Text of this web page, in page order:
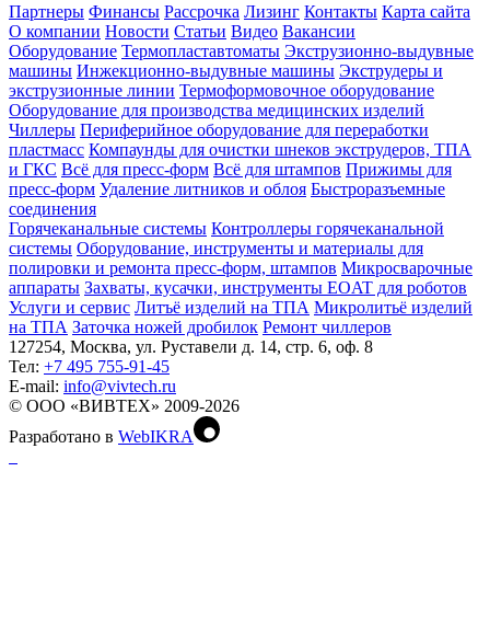
Партнеры Финансы Рассрочка Лизинг Контакты Карта сайта
О компании Новости Статьи Видео Вакансии
Оборудование Термопластавтоматы Экструзионно-выдувные
машины Инжекционно-выдувные машины Экструдеры и
экструзионные линии Термоформовочное оборудование
Оборудование для производства медицинских изделий
Чиллеры Периферийное оборудование для переработки
пластмасс Компаунды для очистки шнеков экструдеров, ТПА
и ГКС Всё для пресс-форм Всё для штампов Прижимы для
пресс-форм Удаление литников и облоя Быстроразъемные
соединения
Горячеканальные системы Контроллеры горячеканальной
системы Оборудование, инструменты и материалы для
полировки и ремонта пресс-форм, штампов Микросварочные
аппараты Захваты, кусачки, инструменты EOAT для роботов
Услуги и сервис Литъё изделий на ТПА Микролитьё изделий
на ТПА Заточка ножей дробилок Ремонт чиллеров
127254, Москва, ул. Руставели д. 14, стр. 6, оф. 8
Тел: +7 495 755-91-45
Е-mail: info@vivtech.ru
© ООО «ВИВТЕХ» 2009-2026
Разработано в WebIKRA